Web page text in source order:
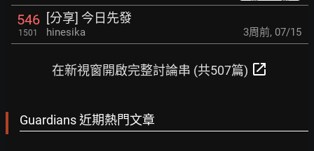
546
1501
[分享] 今日先發
hinesika 3周前, 07/15
在新視窗開啟完整討論串 (共507篇) open_in_new
Guardians 近期熱門文章